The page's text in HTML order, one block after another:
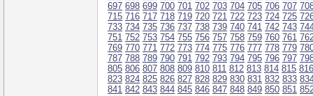
697 698 699 700 701 702 703 704 705 706 707
715 716 717 718 719 720 721 722 723 724 725
733 734 735 736 737 738 739 740 741 742 743
751 752 753 754 755 756 757 758 759 760 761
769 770 771 772 773 774 775 776 777 778 779
787 788 789 790 791 792 793 794 795 796 797
805 806 807 808 809 810 811 812 813 814 815 816
823 824 825 826 827 828 829 830 831 832 833
841 842 843 844 845 846 847 848 849 850 851